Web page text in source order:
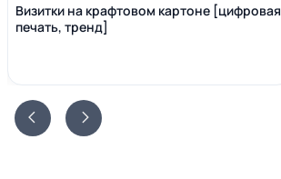
Визитки на крафтовом картоне [цифровая
печать, тренд]